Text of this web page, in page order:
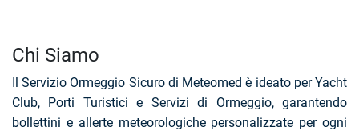
Chi Siamo
Il Servizio Ormeggio Sicuro di Meteomed è ideato per Yacht
Club, Porti Turistici e Servizi di Ormeggio, garantendo
bollettini e allerte meteorologiche personalizzate per ogni